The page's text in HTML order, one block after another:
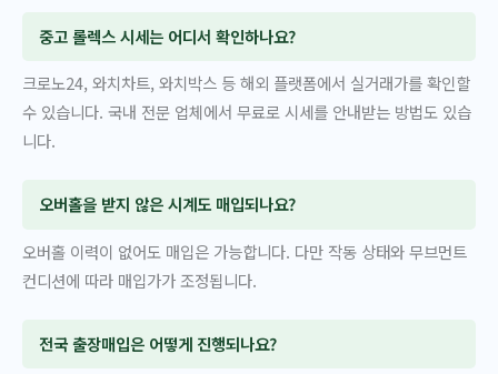
중고 롤렉스 시세는 어디서 확인하나요?
크로노24, 와치차트, 와치박스 등 해외 플랫폼에서 실거래가를 확인할
수 있습니다. 국내 전문 업체에서 무료로 시세를 안내받는 방법도 있습
니다.
오버홀을 받지 않은 시계도 매입되나요?
오버홀 이력이 없어도 매입은 가능합니다. 다만 작동 상태와 무브먼트
컨디션에 따라 매입가가 조정됩니다.
전국 출장매입은 어떻게 진행되나요?